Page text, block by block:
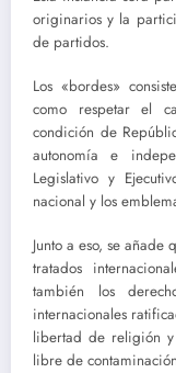
originarios y la
de partidos.
Los «bordes»
como respetar el
condición de
autonomía e
Legislativo y
nacional y los
Junto a eso, se añade
tratados
también los
internacionales
libertad de religión
libre de